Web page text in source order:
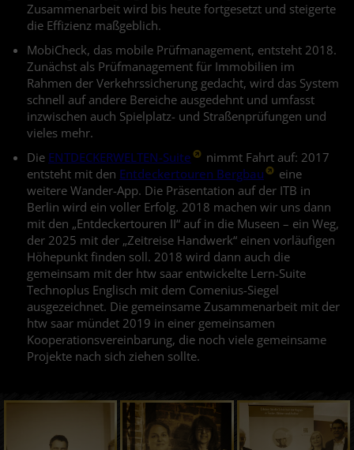
Zusammenarbeit wird bis heute fortgesetzt und steigerte
die Effizienz maßgeblich.
MobiCheck, das mobile Prüfmanagement, entsteht 2018.
Zunächst als Prüfmanagement für Immobilien im
Rahmen der Verkehrssicherung gedacht, wird das System
schnell auf andere Bereiche ausgedehnt und umfasst
inzwischen auch Spielplatz- und Straßenprüfungen und
vieles mehr.
Die ENTDECKERWELTEN-Suite
nimmt Fahrt auf: 2017
entsteht mit den Entdeckertouren Bergbau
eine
weitere Wander-App. Die Präsentation auf der ITB in
Berlin wird ein voller Erfolg. 2018 machen wir uns dann
mit den „Entdeckertouren II“ auf in die Museen – ein Weg,
der 2025 mit der „Zeitreise Handwerk“ einen vorläufigen
Höhepunkt finden soll. 2018 wird dann auch die
gemeinsam mit der htw saar entwickelte Lern-Suite
Technoplus Englisch mit dem Comenius-Siegel
ausgezeichnet. Die gemeinsame Zusammenarbeit mit der
htw saar mündet 2019 in einer gemeinsamen
Kooperationsvereinbarung, die noch viele gemeinsame
Projekte nach sich ziehen sollte.